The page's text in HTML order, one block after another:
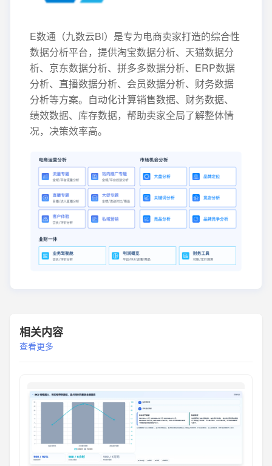
E数通（九数云BI）是专为电商卖家打造的综合性
数据分析平台，提供淘宝数据分析、天猫数据分
析、京东数据分析、拼多多数据分析、ERP数据
分析、直播数据分析、会员数据分析、财务数据
分析等方案。自动化计算销售数据、财务数据、
绩效数据、库存数据，帮助卖家全局了解整体情
况，决策效率高。
相关内容
查看更多